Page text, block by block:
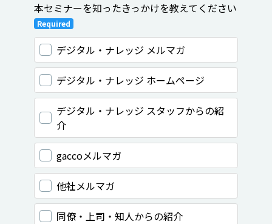
本セミナーを知ったきっかけを教えてください
Required
デジタル・ナレッジ メルマガ
デジタル・ナレッジ ホームページ
デジタル・ナレッジ スタッフからの紹
介
gaccoメルマガ
他社メルマガ
同僚・上司・知人からの紹介